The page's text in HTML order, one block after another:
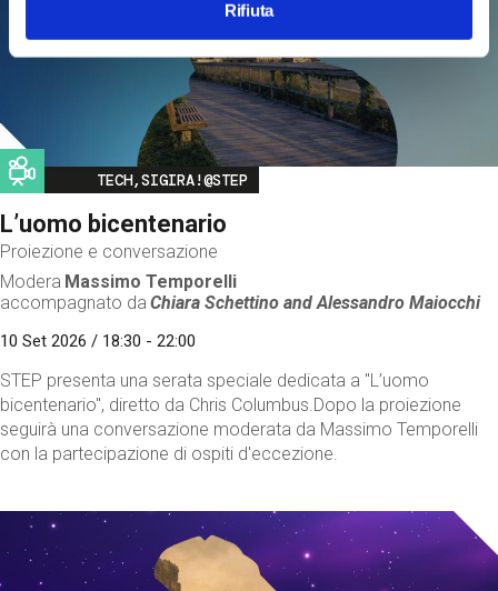
Rifiuta
Image
TECH,SIGIRA!@STEP
L’uomo bicentenario
Proiezione e conversazione
Modera Massimo Temporelli
accompagnato da Chiara Schettino andAlessandro Maiocchi
10 Set 2026 / 18:30 - 22:00
STEP presenta una serata speciale dedicata a "L’uomo
bicentenario", diretto da Chris Columbus.Dopo la proiezione
seguirà una conversazione moderata da Massimo Temporelli
con la partecipazione di ospiti d'eccezione.